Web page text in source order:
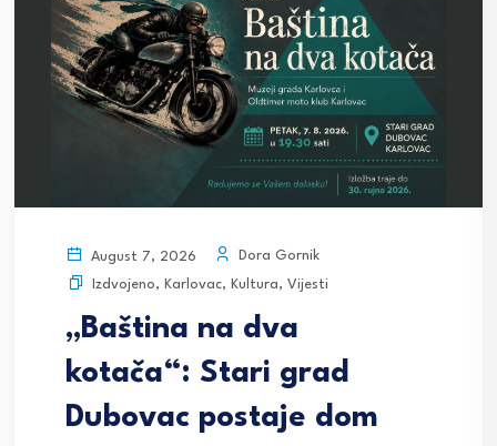
August 7, 2026
Dora Gornik
Izdvojeno, Karlovac, Kultura, Vijesti
„Baština na dva
kotača“: Stari grad
Dubovac postaje dom